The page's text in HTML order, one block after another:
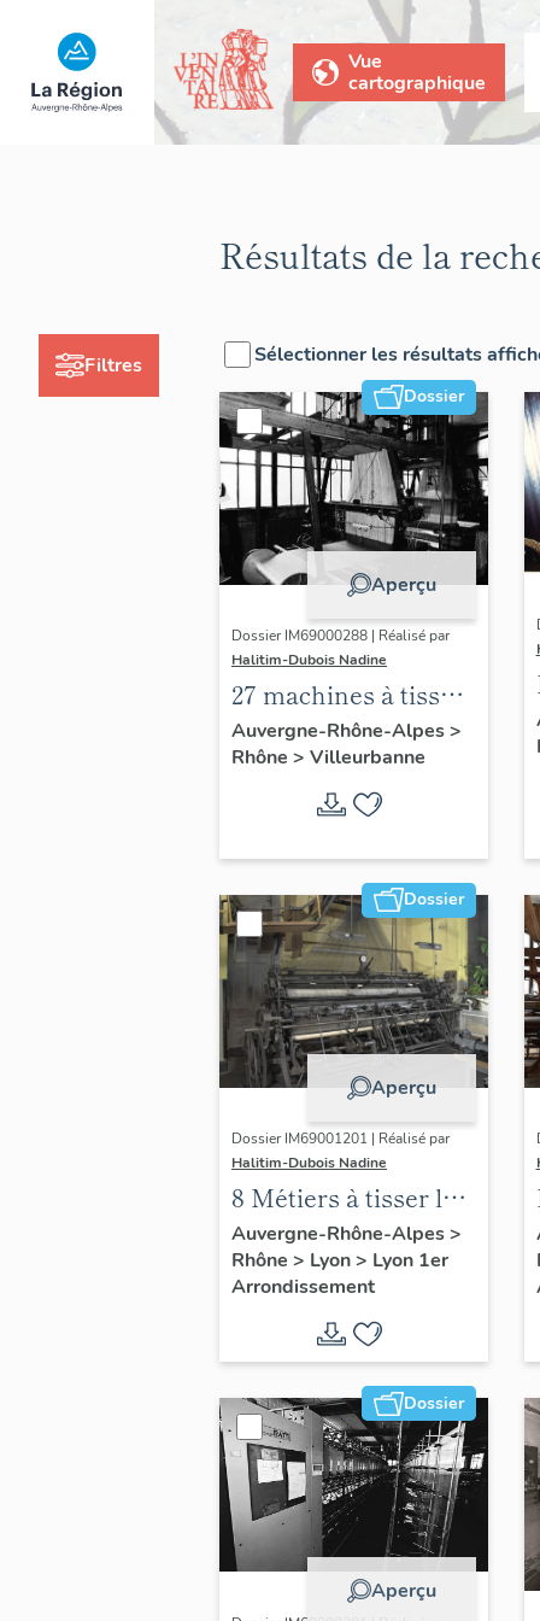
Vue
cartographique
Filtres
Résultats de la
Sélectionner les résultats
Dossier
Aperçu
Dossier IM69000288 | Réalisé par
Halitim-Dubois Nadine
27 machines à tisser
dite métiers à tisser,
machine à enfiler,
machine à contrôler
dite visiteuse, 3
machines à bobiner
de l'usine Dorures
Louis Mathieu
Industrie
Auvergne-Rhône-Alpes>
Rhône > Villeurbanne
Dossier
Aperçu
Dossier IM69001201 | Réalisé par
Halitim-Dubois Nadine
8 Métiers à tisser la
dentelle de type
bobin-jacquard de la
société Goutarel
Auvergne-Rhône-Alpes>
Rhône > Lyon> Lyon 1er
Arrondissement
Dossier
Aperçu